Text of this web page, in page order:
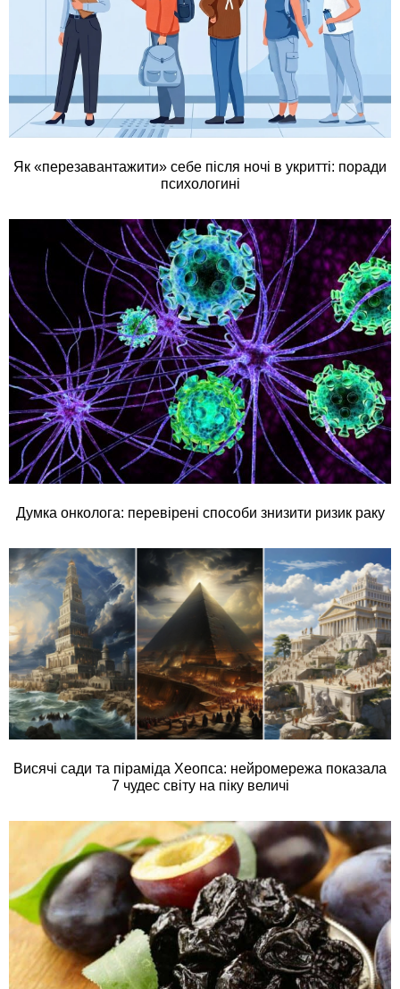
Як «перезавантажити» себе після ночі в укритті: поради
психологині
Думка онколога: перевірені способи знизити ризик раку
Висячі сади та піраміда Хеопса: нейромережа показала
7 чудес світу на піку величі